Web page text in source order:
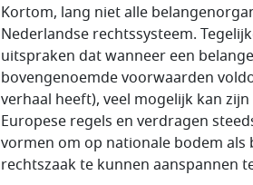
Kortom, lang niet alle
Nederlandse rechtssysteem.
uitspraken dat wanneer een
bovengenoemde voorwaarden
verhaal heeft), veel mogelijk kan
Europese regels en verdragen
vormen om op nationale bodem als
rechtszaak te kunnen aanspannen